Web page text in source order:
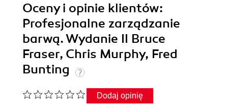
Oceny i opinie klientów:
Profesjonalne zarządzanie
barwą. Wydanie II Bruce
Fraser, Chris Murphy, Fred
Bunting
Dodaj opinię